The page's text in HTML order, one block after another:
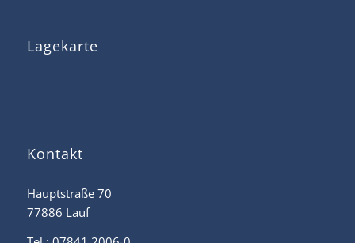
Lagekarte
Kontakt
Hauptstraße 70
77886 Lauf